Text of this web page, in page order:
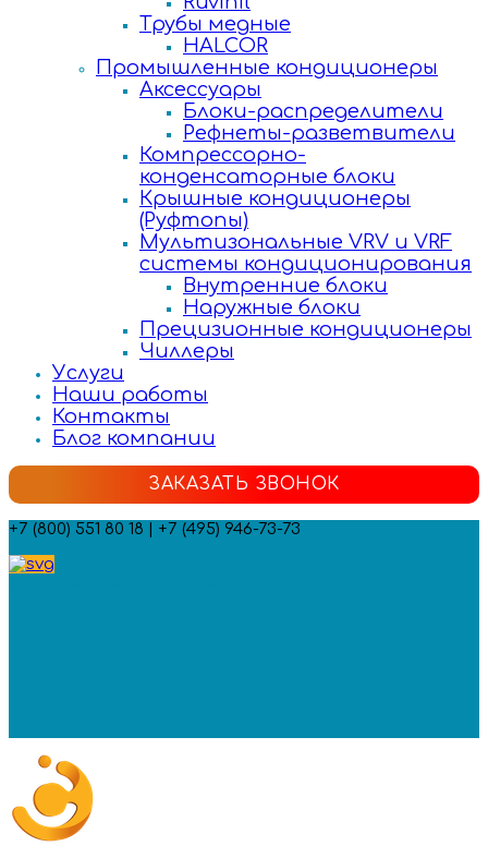
Трубы медные
HALCOR
Промышленные кондиционеры
Аксессуары
Блоки-распределители
Рефнеты-разветвители
Компрессорно-
конденсаторные блоки
Крышные кондиционеры
(Руфтопы)
Мультизональные VRV и VRF
системы кондиционирования
Внутренние блоки
Наружные блоки
Прецизионные кондиционеры
Чиллеры
Услуги
Наши работы
Контакты
Блог компании
ЗАКАЗАТЬ ЗВОНОК
+7 (800) 551 80 18 | +7 (495) 946-73-73